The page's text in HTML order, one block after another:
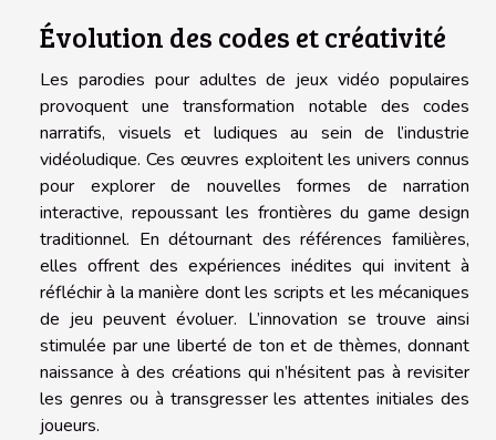
Évolution des codes et créativité
Les parodies pour adultes de jeux vidéo populaires
provoquent une transformation notable des codes
narratifs, visuels et ludiques au sein de l’industrie
vidéoludique. Ces œuvres exploitent les univers connus
pour explorer de nouvelles formes de narration
interactive, repoussant les frontières du game design
traditionnel. En détournant des références familières,
elles offrent des expériences inédites qui invitent à
réfléchir à la manière dont les scripts et les mécaniques
de jeu peuvent évoluer. L’innovation se trouve ainsi
stimulée par une liberté de ton et de thèmes, donnant
naissance à des créations qui n’hésitent pas à revisiter
les genres ou à transgresser les attentes initiales des
joueurs.